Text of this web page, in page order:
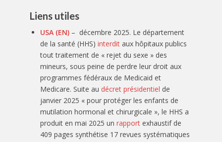
Liens utiles
USA (EN) – décembre 2025. Le département
de la santé (HHS) interdit aux hôpitaux publics
tout traitement de « rejet du sexe » des
mineurs, sous peine de perdre leur droit aux
programmes fédéraux de Medicaid et
Medicare. Suite au décret présidentiel de
janvier 2025 « pour protéger les enfants de
mutilation hormonal et chirurgicale », le HHS a
produit en mai 2025 un rapport exhaustif de
409 pages synthétise 17 revues systématiques